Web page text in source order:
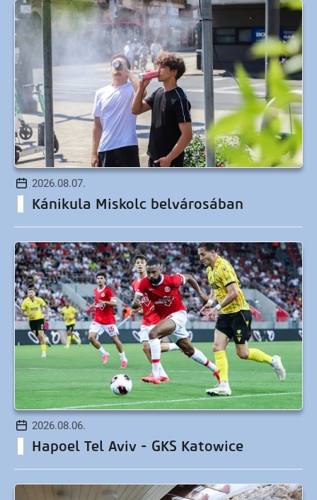
2026.08.07.
Kánikula Miskolc belvárosában
2026.08.06.
Hapoel Tel Aviv - GKS Katowice